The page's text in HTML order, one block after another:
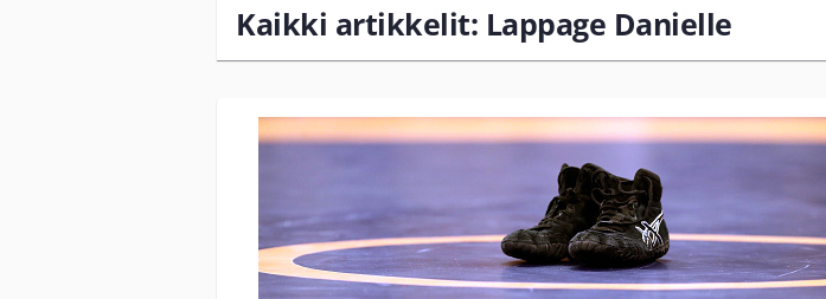
Kaikki artikkelit: Lappage Danielle